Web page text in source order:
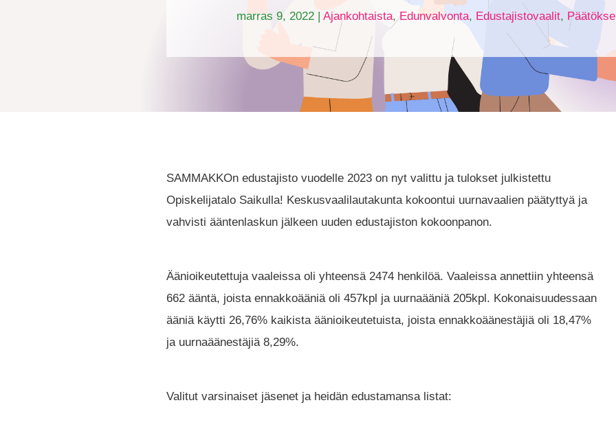
marras 9, 2022| Ajankohtaista,Edunvalvonta, Edustajistovaalit,
SAMMAKKOn edustajisto vuodelle 2023 on nyt valittu ja tulokset julkistettu
Opiskelijatalo Saikulla! Keskusvaalilautakunta kokoontui uurnavaalien päätyttyä ja
vahvisti ääntenlaskun jälkeen uuden edustajiston kokoonpanon.
Äänioikeutettuja vaaleissa oli yhteensä 2474 henkilöä. Vaaleissa annettiin yhteensä
662 ääntä, joista ennakkoääniä oli 457kpl ja uurnaääniä 205kpl. Kokonaisuudessaan
ääniä käytti 26,76% kaikista äänioikeutetuista, joista ennakkoäänestäjiä oli 18,47%
ja uurnaäänestäjiä 8,29%.
Valitut varsinaiset jäsenet ja heidän edustamansa listat: